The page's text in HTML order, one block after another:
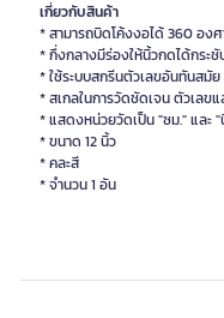
เกี่ยวกับสินค้า
* สามารถบิดโค้งงอได้ 360 อง
* กึ่งกลางมีร่องให้นิ้วกดได้กระ
* ใช้ระบบสกรีนตัวเลขอันทันสมั
* สเกลในการวัดชัดเจน ตัวเลข
* แสดงหน่วยวัดเป็น "ซม." และ "
* ขนาด 12 นิ้ว
* คละสี
* จำนวน 1 อัน